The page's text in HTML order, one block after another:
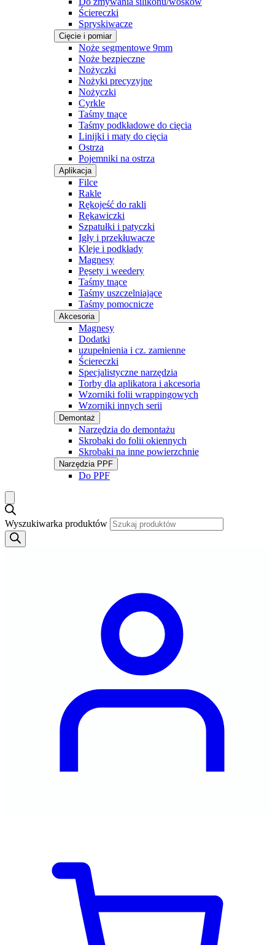
Ściereczki
Spryskiwacze
Cięcie i pomiar
Noże segmentowe 9mm
Noże bezpieczne
Nożyczki
Nożyki precyzyjne
Nożyczki
Cyrkle
Taśmy tnące
Taśmy podkładowe do cięcia
Linijki i maty do cięcia
Ostrza
Pojemniki na ostrza
Aplikacja
Filce
Rakle
Rękojeść do rakli
Rękawiczki
Szpatułki i patyczki
Igły i przekłuwacze
Kleje i podkłady
Magnesy
Pęsety i weedery
Taśmy tnące
Taśmy uszczelniające
Taśmy pomocnicze
Akcesoria
Magnesy
Dodatki
uzupełnienia i cz. zamienne
Ściereczki
Specjalistyczne narzędzia
Torby dla aplikatora i akcesoria
Wzorniki folii wrappingowych
Wzorniki innych serii
Demontaż
Narzędzia do demontażu
Skrobaki do folii okiennych
Skrobaki na inne powierzchnie
Narzędzia PPF
Do PPF
Wyszukiwarka produktów